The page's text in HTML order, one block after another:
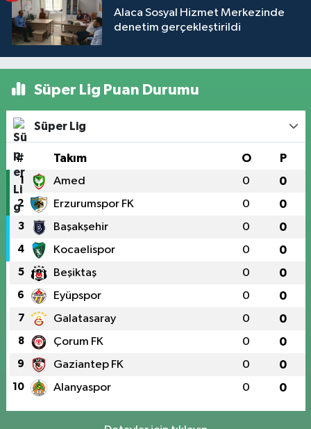
Alaca Sosyal Hizmet Merkezinde
denetim gerçekleştirildi
Süper Lig Puan Durumu
Süper Lig
# Takım O P
1 Amed 0 0
2 Erzurumspor FK 0 0
3 Başakşehir 0 0
4 Kocaelispor 0 0
5 Beşiktaş 0 0
6 Eyüpspor 0 0
7 Galatasaray 0 0
8 Çorum FK 0 0
9 Gaziantep FK 0 0
10 Alanyaspor 0 0